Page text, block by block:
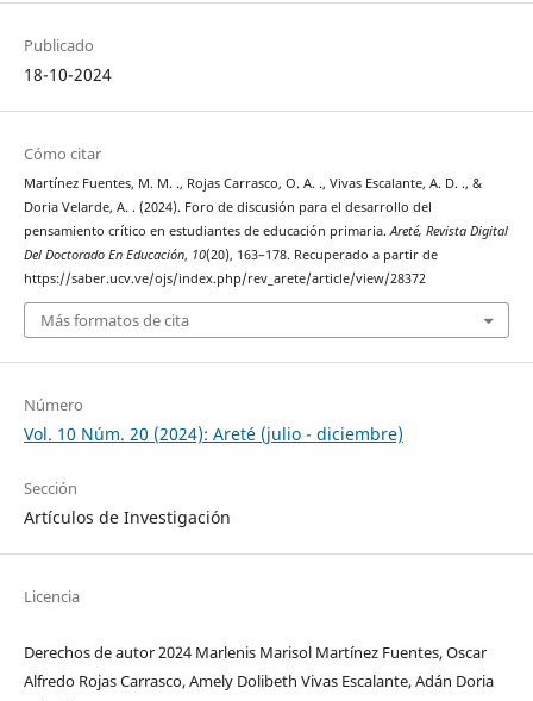
Publicado
18-10-2024
Cómo citar
Martínez Fuentes, M. M. ., Rojas Carrasco, O. A. ., Vivas Escalante, A. D. ., &
Doria Velarde, A. . (2024). Foro de discusión para el desarrollo del
pensamiento crítico en estudiantes de educación primaria. Areté, Revista Digital
Del Doctorado En Educación, 10(20), 163–178. Recuperado a partir de
https://saber.ucv.ve/ojs/index.php/rev_arete/article/view/28372
Más formatos de cita
Número
Vol. 10 Núm. 20 (2024): Areté (julio - diciembre)
Sección
Artículos de Investigación
Licencia
Derechos de autor 2024 Marlenis Marisol Martínez Fuentes, Oscar
Alfredo Rojas Carrasco, Amely Dolibeth Vivas Escalante, Adán Doria